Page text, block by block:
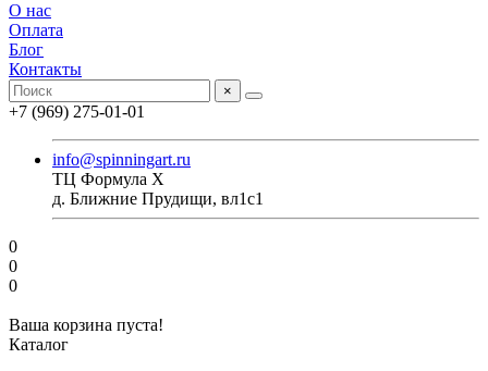
О нас
Оплата
Блог
Контакты
×
+7 (969) 275-01-01
info@spinningart.ru
ТЦ Формула X
д. Ближние Прудищи, вл1с1
0
0
0
Ваша корзина пуста!
Каталог